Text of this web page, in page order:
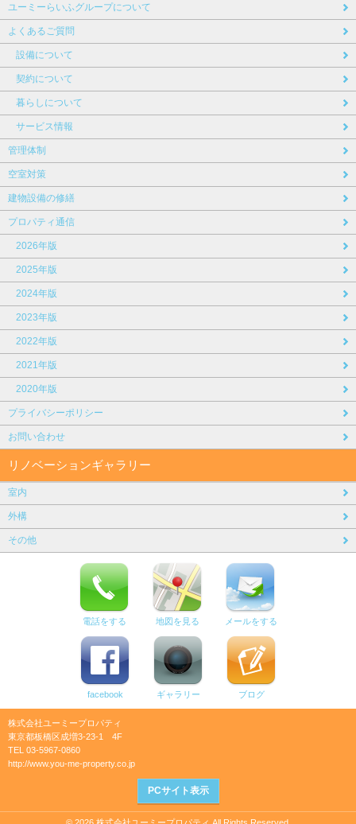
ユーミーらいふグループについて
よくあるご質問
設備について
契約について
暮らしについて
サービス情報
管理体制
空室対策
建物設備の修繕
プロパティ通信
2026年版
2025年版
2024年版
2023年版
2022年版
2021年版
2020年版
プライバシーポリシー
お問い合わせ
リノベーションギャラリー
室内
外構
その他
電話をする 地図を見る メールをする
facebook ギャラリー ブログ
株式会社ユーミープロパティ
東京都板橋区成増3-23-1 4F
TEL 03-5967-0860
http://www.you-me-property.co.jp
PCサイト表示
© 2026 株式会社ユーミープロパティ All Rights Reserved.